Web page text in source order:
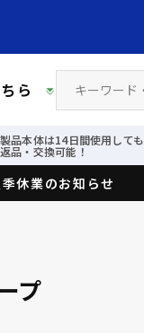
ら
製品本体は14日間使用しても
返品・交換可能！
休業のお知らせ
プ